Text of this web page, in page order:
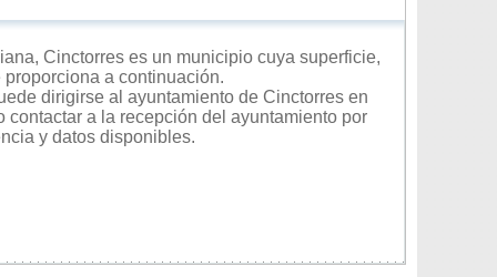
Cinctorres es un municipio cuya superficie,
a continuación.
dirigirse al ayuntamiento de Cinctorres en
a la recepción del ayuntamiento por
y datos disponibles.